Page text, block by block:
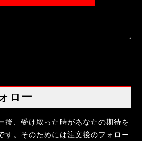
ロー
後、受け取った時があなたの期待を
す。そのためには注文後のフォロー